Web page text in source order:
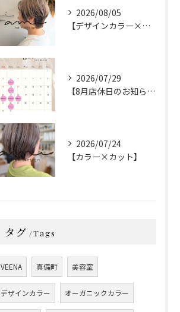
2026/08/05
【デザインカラー×カット】
2026/07/29
【8月店休日のお知らせ】
2026/07/24
【カラー×カット】
タグ Tags
VEENA 真備町 美容室
デザインカラー オーガニックカラー